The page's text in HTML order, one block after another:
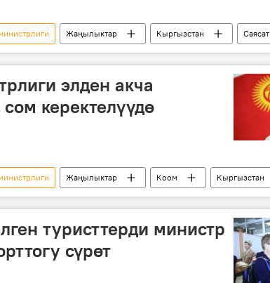
Жаңылыктар Кыргызстан Саясат
элден акча
керектелүүдө
Жаңылыктар Коом
Кыргызстан
туристтерди министр
сүрөт